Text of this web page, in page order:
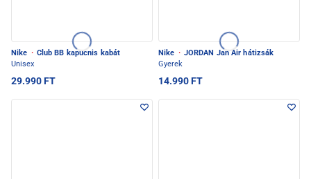
Nike · Club BB kapucnis kabát
Unisex
29.990 FT
Nike · JORDAN Jan Air hátizsák
Gyerek
14.990 FT